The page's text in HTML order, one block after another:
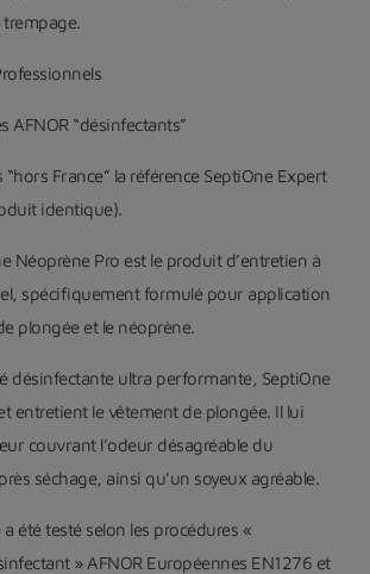
AFNOR “désinfectants”
France” la référence SeptiOne Expert
identique).
Néoprène Pro est le produit d’entretien à
spécifiquement formulé pour application
plongée et le néoprène.
désinfectante ultra performante, SeptiOne
entretient le vêtement de plongée. Il lui
couvrant l’odeur désagréable du
séchage, ainsi qu’un soyeux agréable.
été testé selon les procédures «
» AFNOR Européennes EN1276 et